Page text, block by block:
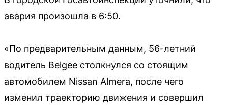
авария произошла в 6:50.
«По предварительным данным, 56-летний
водитель Belgee столкнулся со стоящим
автомобилем Nissan Almera, после чего
изменил траекторию движения и совершил